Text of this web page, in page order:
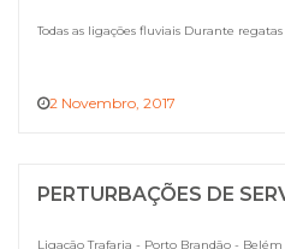
Todas as ligações fluviais Durante
2 Novembro, 2017
PERTURBAÇÕES DE
Ligação Trafaria - Porto Brandão -